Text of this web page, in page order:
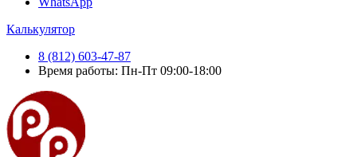
Калькулятор
8 (812) 603-47-87
Время работы: Пн-Пт 09:00-18:00